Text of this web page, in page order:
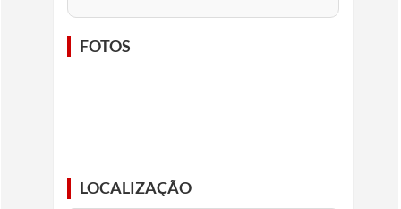
FOTOS
LOCALIZAÇÃO